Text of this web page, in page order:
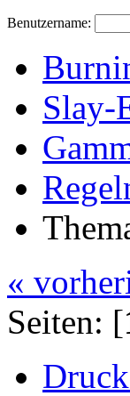
Benutzername:
Slay-
«
Seiten: [